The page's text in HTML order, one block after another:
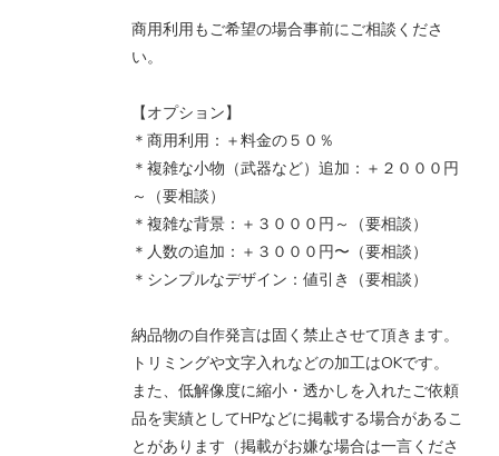
商用利用もご希望の場合事前にご相談くださ
い。
【オプション】
＊商用利用：＋料金の５０％
＊複雑な小物（武器など）追加：＋２０００円
～（要相談）
＊複雑な背景：＋３０００円～（要相談）
＊人数の追加：＋３０００円〜（要相談）
＊シンプルなデザイン：値引き（要相談）
納品物の自作発言は固く禁止させて頂きます。
トリミングや文字入れなどの加工はOKです。
また、低解像度に縮小・透かしを入れたご依頼
品を実績としてHPなどに掲載する場合があるこ
とがあります（掲載がお嫌な場合は一言くださ